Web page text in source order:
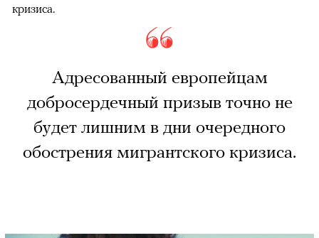
кризиса.
Адресованный европейцам
добросердечный призыв точно не
будет лишним в дни очередного
обострения мигрантского кризиса.